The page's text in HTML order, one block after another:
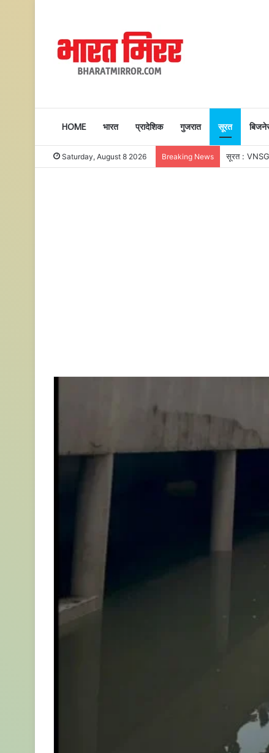
HOME भारत प्रादेशिक गुजरात सूरत
Saturday, August 8 2026 Breaking News